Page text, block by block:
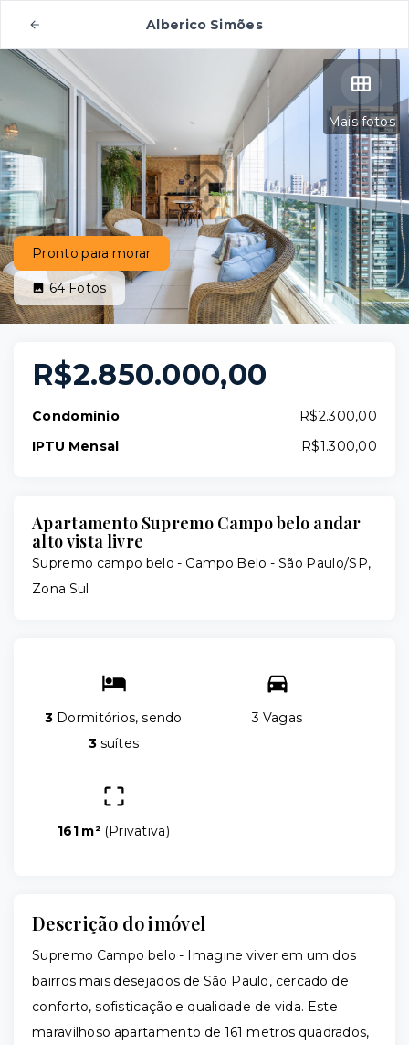
Alberico Simões
Mais fotos
Pronto para morar
64Fotos
R$2.850.000,00
Condomínio
R$2.300,00
IPTU Mensal
R$1.300,00
Apartamento Supremo Campo belo andar
alto vista livre
Supremo campo belo - Campo Belo - São Paulo/SP,
Zona Sul
3 Dormitórios, sendo
3suítes
3 Vagas
161 m² (Privativa)
Descrição do imóvel
Supremo Campo belo - Imagine viver em um dos
bairros mais desejados de São Paulo, cercado de
conforto, sofisticação e qualidade de vida. Este
maravilhoso apartamento de 161 metros quadrados,